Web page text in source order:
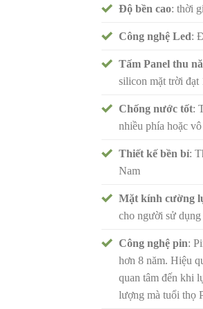
Độ bền cao: thời
Công nghệ Led:
Tấm Panel thu
silicon mặt trời đạt
Chống nước tốt:
nhiều phía hoặc
Thiết kế bền bỉ:
Nam
Mặt kính cường
cho người sử dụng
Công nghệ pin:
hơn 8 năm. Hiệu
quan tâm đến khi
lượng mà tuổi thọ